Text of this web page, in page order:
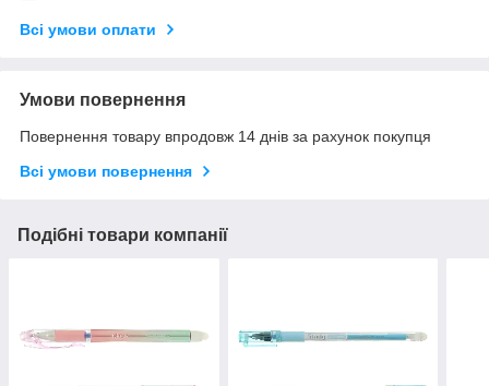
Всі умови оплати
Умови повернення
Повернення товару впродовж 14 днів за рахунок покупця
Всі умови повернення
Подібні товари компанії